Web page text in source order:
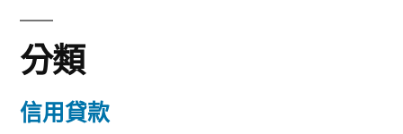
分類
信用貸款